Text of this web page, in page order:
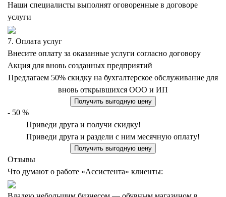
Наши специалисты выполнят оговоренные в договоре
услуги
7. Оплата услуг
Внесите оплату за оказанные услуги согласно договору
Акция для вновь созданных предприятий
Предлагаем 50% скидку на бухгалтерское обслуживание для
вновь открывшихся ООО и ИП
Получить выгодную цену
- 50 %
Приведи друга и получи скидку!
Приведи друга и раздели с ним месячную оплату!
Получить выгодную цену
Отзывы
Что думают о работе «Ассистента» клиенты: